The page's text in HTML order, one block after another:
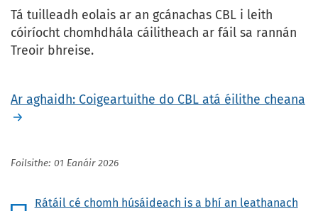
Tá tuilleadh eolais ar an gcánachas CBL i leith
cóiríocht chomhdhála cáilitheach ar fáil sa rannán
Treoir bhreise.
Ar aghaidh: Coigeartuithe do CBL atá éilithe cheana
Foilsithe: 01 Eanáir 2026
Rátáil cé chomh húsáideach is a bhí an leathanach